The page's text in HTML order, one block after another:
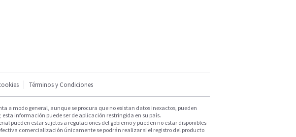
Términos y Condiciones
a modo general, aunque se procura que no existan datos inexactos, pueden
información puede ser de aplicación restringida en su país.
pueden estar sujetos a regulaciones del gobierno y pueden no estar disponibles
comercialización únicamente se podrán realizar si el registro del producto